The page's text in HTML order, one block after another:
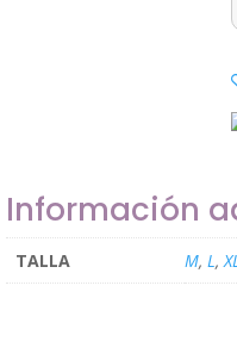
Información
TALLA M, L,